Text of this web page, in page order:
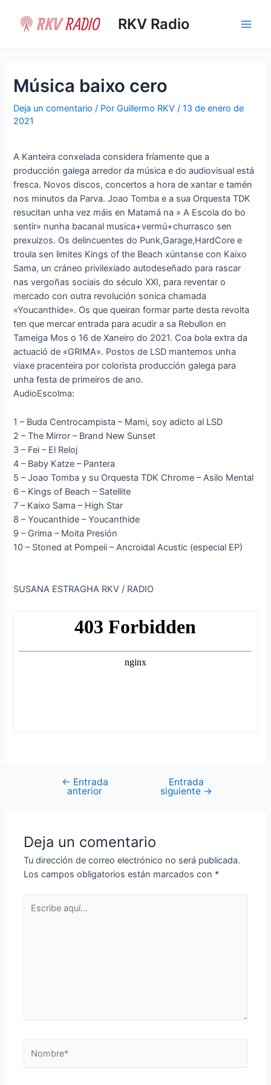
contenido
RKV Radio
Música baixo cero
Deja un comentario / PorGuillermo RKV/13 de enero de
2021
A Kanteira conxelada considera fríamente que a
producción galega arredor da música e do audiovisual está
fresca. Novos discos, concertos a hora de xantar e tamén
nos minutos da Parva. Joao Tomba e a sua Orquesta TDK
resucitan unha vez máis en Matamá na » A Escola do bo
sentir» nunha bacanal musica+vermú+churrasco sen
prexuizos. Os delincuentes do Punk,Garage,HardCore e
troula sen limites Kings of the Beach xúntanse con Kaixo
Sama, un cráneo privilexiado autodeseñado para rascar
nas vergoñas sociais do século XXI, para reventar o
mercado con outra revolución sonica chamada
«Youcanthide». Os que queiran formar parte desta revolta
ten que mercar entrada para acudir a sa Rebullon en
Tameiga Mos o 16 de Xaneiro do 2021. Coa bola extra da
actuació de «GRIMA». Postos de LSD mantemos unha
viaxe pracenteira por colorista producción galega para
unha festa de primeiros de ano.
AudioEscolma:
1 – Buda Centrocampista – Mami, soy adicto al LSD
2 – The Mirror – Brand New Sunset
3 – Fei – El Reloj
4 – Baby Katze – Pantera
5 – Joao Tomba y su Orquesta TDK Chrome – Asilo Mental
6 – Kings of Beach – Satellite
7 – Kaixo Sama – High Star
8 – Youcanthide – Youcanthide
9 – Grima – Moita Presión
10 – Stoned at Pompeii – Ancroidal Acustic (especial EP)
SUSANA ESTRAGHA RKV / RADIO
Navegación
← Entrada
anterior
Entrada
siguiente →
Deja un comentario
Tu dirección de correo electrónico no será publicada.
Los campos obligatorios están marcados con *
aquí...